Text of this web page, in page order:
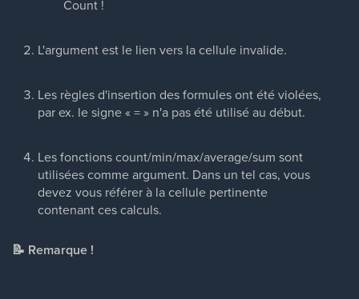
Count !
L'argument est le lien vers la cellule invalide.
Les règles d'insertion des formules ont été violées,
par ex. le signe « = » n'a pas été utilisé au début.
Les fonctions count/min/max/average/sum sont
utilisées comme argument. Dans un tel cas, vous
devez vous référer à la cellule pertinente
contenant ces calculs.
📝 Remarque !